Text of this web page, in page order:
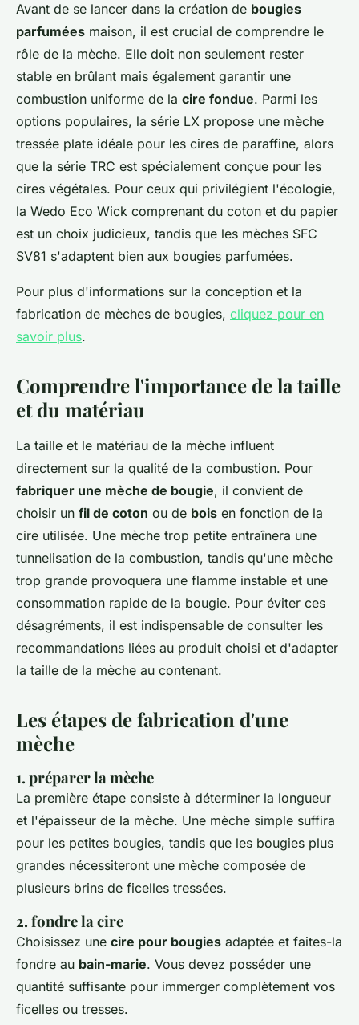
Avant de se lancer dans la création de bougies
parfumées maison, il est crucial de comprendre le
rôle de la mèche. Elle doit non seulement rester
stable en brûlant mais également garantir une
combustion uniforme de la cire fondue. Parmi les
options populaires, la série LX propose une mèche
tressée plate idéale pour les cires de paraffine, alors
que la série TRC est spécialement conçue pour les
cires végétales. Pour ceux qui privilégient l'écologie,
la Wedo Eco Wick comprenant du coton et du papier
est un choix judicieux, tandis que les mèches SFC
SV81 s'adaptent bien aux bougies parfumées.
Pour plus d'informations sur la conception et la
fabrication de mèches de bougies, cliquez pour en
savoir plus.
Comprendre l'importance de la taille
et du matériau
La taille et le matériau de la mèche influent
directement sur la qualité de la combustion. Pour
fabriquer une mèche de bougie, il convient de
choisir un fil de coton ou de bois en fonction de la
cire utilisée. Une mèche trop petite entraînera une
tunnelisation de la combustion, tandis qu'une mèche
trop grande provoquera une flamme instable et une
consommation rapide de la bougie. Pour éviter ces
désagréments, il est indispensable de consulter les
recommandations liées au produit choisi et d'adapter
la taille de la mèche au contenant.
Les étapes de fabrication d'une
mèche
1. préparer la mèche
La première étape consiste à déterminer la longueur
et l'épaisseur de la mèche. Une mèche simple suffira
pour les petites bougies, tandis que les bougies plus
grandes nécessiteront une mèche composée de
plusieurs brins de ficelles tressées.
2. fondre la cire
Choisissez une cire pour bougies adaptée et faites-la
fondre au bain-marie. Vous devez posséder une
quantité suffisante pour immerger complètement vos
ficelles ou tresses.